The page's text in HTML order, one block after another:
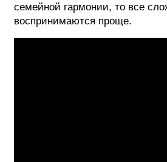
семейной гармонии, то все
воспринимаются проще.